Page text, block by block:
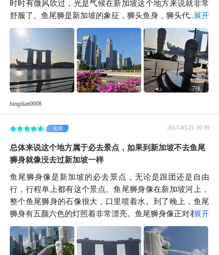
时时有微风吹过，光是气候在新加坡这个地方来说就非常
舒服了。鱼尾狮是新加坡的象征，狮头鱼身，狮头代...展开
7张
bingdian0008
2015-05-21 10:39
实用
总体来说这个地方属于必去景点，如果到新加坡不去鱼尾
狮身就像没去过新加坡一样
鱼尾狮身像是新加坡的必去景点，无论是跟团还是自由
行，行程单上都有这个景点。鱼尾狮身像在新加坡河上，
整个鱼尾狮身的石像很大，口里喷着水。到了晚上，鱼尾
狮身有五颜六色的灯照着非常漂亮。鱼尾狮身像正对着...
展开